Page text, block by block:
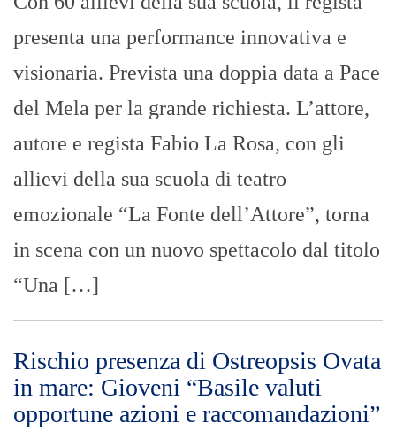
presenta una performance innovativa e
visionaria. Prevista una doppia data a Pace
del Mela per la grande richiesta. L’attore,
autore e regista Fabio La Rosa, con gli
allievi della sua scuola di teatro
emozionale “La Fonte dell’Attore”, torna
in scena con un nuovo spettacolo dal titolo
“Una […]
Rischio presenza di Ostreopsis Ovata
in mare: Gioveni “Basile valuti
opportune azioni e raccomandazioni”